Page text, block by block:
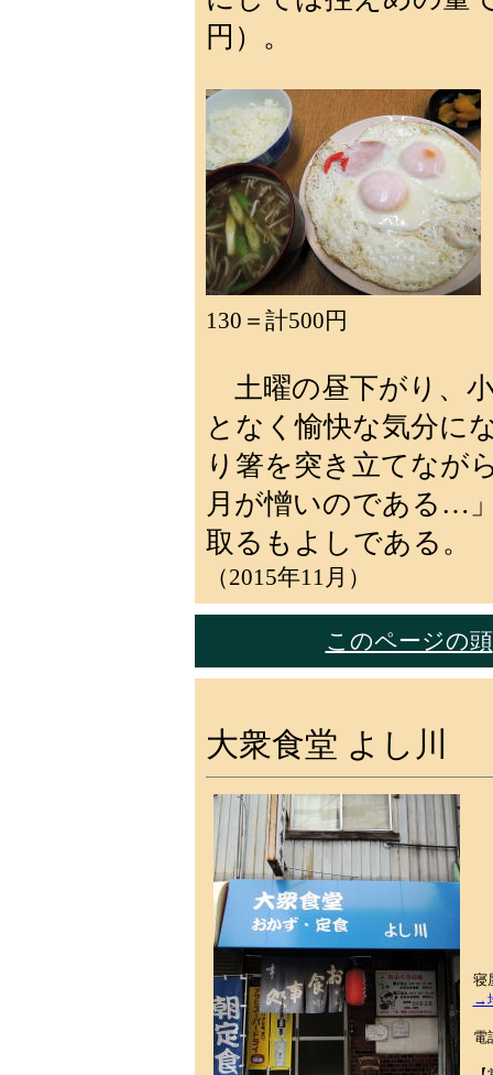
円）。
130＝計500円
土曜の昼下がり、
となく愉快な気分に
り箸を突き立てなが
月が憎いのである…
取るもよしである。
（2015年11月）
このページの頭
大衆食堂 よし川
寝
→
電